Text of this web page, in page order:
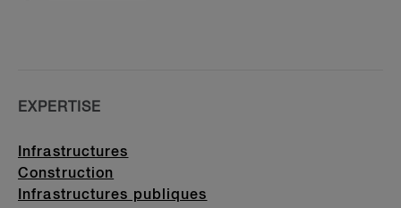
EXPERTISE
Infrastructures
Construction
Infrastructures publiques